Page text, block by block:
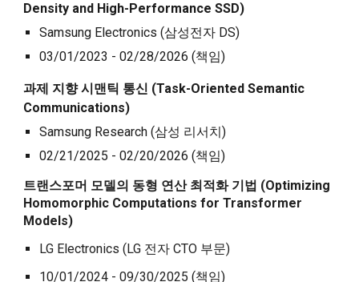
Density and High-Performance SSD)
Samsung Electronics (삼성전자 DS)
03/01/2023 - 02/28/2026 (책임)
과제 지향 시맨틱 통신 (Task-Oriented Semantic
Communications)
Samsung Research (삼성 리서치)
02/21/2025 - 02/20/2026 (책임)
트랜스포머 모델의 동형 연산 최적화 기법 (Optimizing
Homomorphic Computations for Transformer
Models)
LG Electronics (LG 전자 CTO 부문)
10/01/2024 - 09/30/2025(책임)